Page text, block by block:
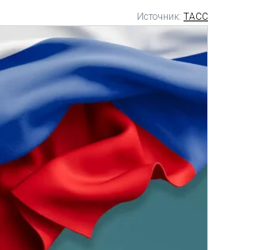
Источник: ТАСС